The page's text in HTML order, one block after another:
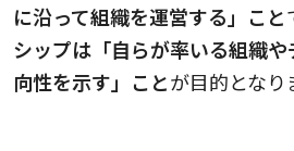
に沿って組織を運営する」こと
シップは「自らが率いる組織
向性を示す」ことが目的となり